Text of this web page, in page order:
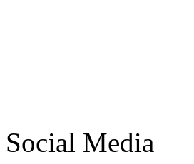
Social Media